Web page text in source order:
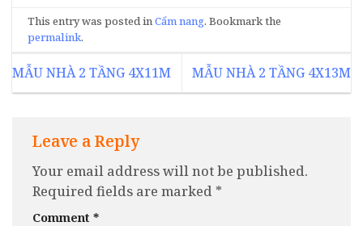
This entry was posted inCẩm nang. Bookmark the
permalink.
MẪU NHÀ 2 TẦNG 4X11M MẪU NHÀ 2 TẦNG 4X13M
Leave a Reply
Your email address will not be published.
Required fields are marked *
Comment *